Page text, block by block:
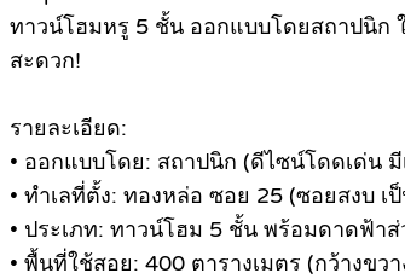
ทาวน์โฮมหรู 5 ชั้น ออกแบบโดยสถาปนิก
สะดวก!
รายละเอียด:
• ออกแบบโดย: สถาปนิก (ดีไซน์โดดเด่น
• ทำเลที่ตั้ง: ทองหล่อ ซอย 25 (ซอยสงบ เ
• ประเภท: ทาวน์โฮม 5 ชั้น พร้อมดาดฟ้า
• พื้นที่ใช้สอย: 400 ตารางเมตร (กว้างขว